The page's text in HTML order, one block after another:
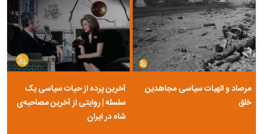
مرصاد و الهیات سیاسی مجاهدین
خلق
آخرین پرده از حیات سیاسی یک
سلسله | روایتی از آخرین مصاحبه‌ی
شاه در ایران